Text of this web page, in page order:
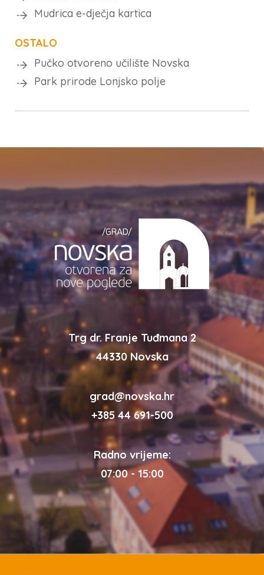
Mudrica e-dječja kartica
OSTALO
Pučko otvoreno učilište Novska
Park prirode Lonjsko polje
Trg dr. Franje Tuđmana 2
44330 Novska
grad@novska.hr
+385 44 691-500
Radno vrijeme:
07:00 - 15:00